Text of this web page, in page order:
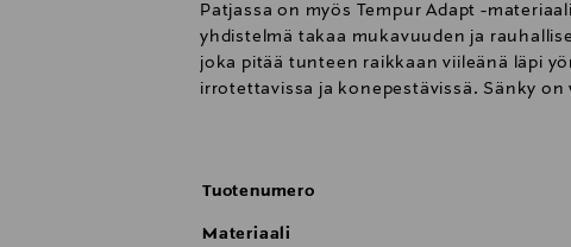
Patjassa on myös Tempur Adapt -
yhdistelmä takaa mukavuuden ja
joka pitää tunteen raikkaan viileänä läpi
irrotettavissa ja konepestävissä. Sänky
Tuotenumero
Materiaali